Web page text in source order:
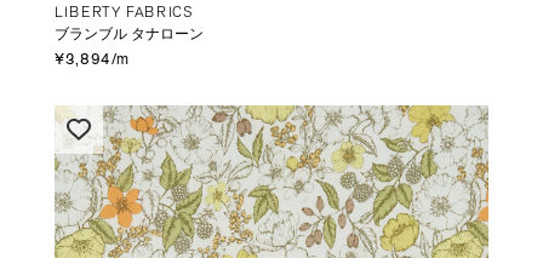
LIBERTY FABRICS
ブランブル タナローン
¥3,894/m